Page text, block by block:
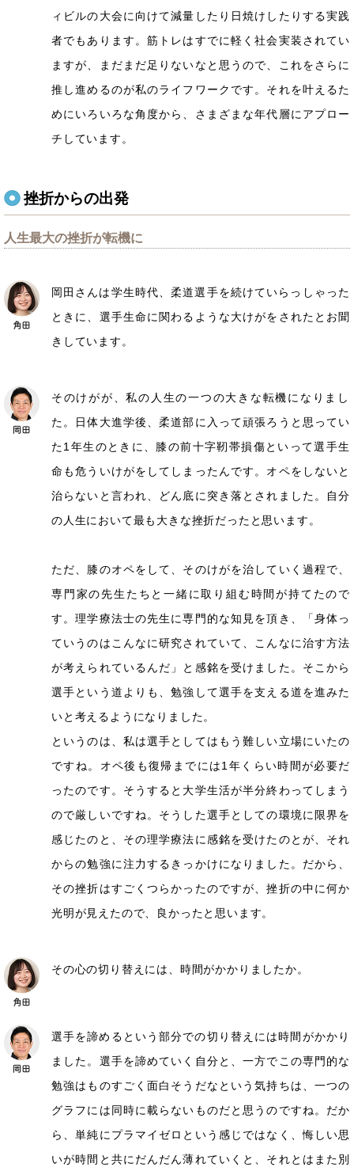
ィビルの大会に向けて減量したり日焼けしたりする実践
者でもあります。筋トレはすでに軽く社会実装されてい
ますが、まだまだ足りないなと思うので、これをさらに
推し進めるのが私のライフワークです。それを叶えるた
めにいろいろな角度から、さまざまな年代層にアプロー
チしています。
挫折からの出発
人生最大の挫折が転機に
岡田さんは学生時代、柔道選手を続けていらっしゃった
ときに、選手生命に関わるような大けがをされたとお聞
きしています。
そのけがが、私の人生の一つの大きな転機になりまし
た。日体大進学後、柔道部に入って頑張ろうと思ってい
た1年生のときに、膝の前十字靭帯損傷といって選手生
命も危ういけがをしてしまったんです。オペをしないと
治らないと言われ、どん底に突き落とされました。自分
の人生において最も大きな挫折だったと思います。
ただ、膝のオペをして、そのけがを治していく過程で、
専門家の先生たちと一緒に取り組む時間が持てたので
す。理学療法士の先生に専門的な知見を頂き、「身体っ
ていうのはこんなに研究されていて、こんなに治す方法
が考えられているんだ」と感銘を受けました。そこから
選手という道よりも、勉強して選手を支える道を進みた
いと考えるようになりました。
というのは、私は選手としてはもう難しい立場にいたの
ですね。オペ後も復帰までには1年くらい時間が必要だ
ったのです。そうすると大学生活が半分終わってしまう
ので厳しいですね。そうした選手としての環境に限界を
感じたのと、その理学療法に感銘を受けたのとが、それ
からの勉強に注力するきっかけになりました。だから、
その挫折はすごくつらかったのですが、挫折の中に何か
光明が見えたので、良かったと思います。
その心の切り替えには、時間がかかりましたか。
選手を諦めるという部分での切り替えには時間がかかり
ました。選手を諦めていく自分と、一方でこの専門的な
勉強はものすごく面白そうだなという気持ちは、一つの
グラフには同時に載らないものだと思うのですね。だか
ら、単純にプラマイゼロという感じではなく、悔しい思
いが時間と共にだんだん薄れていくと、それとはまた別